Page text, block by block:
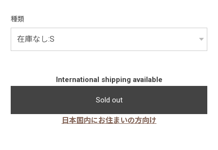
種類
International shipping available
Sold out
日本国内にお住まいの方向け